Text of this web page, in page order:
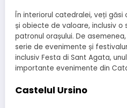
În interiorul catedralei, veți
și obiecte de valoare, inclusiv
patronul orașului. De
serie de evenimente și
inclusiv Festa di Sant Agata,
importante evenimente din
Castelul Ursino